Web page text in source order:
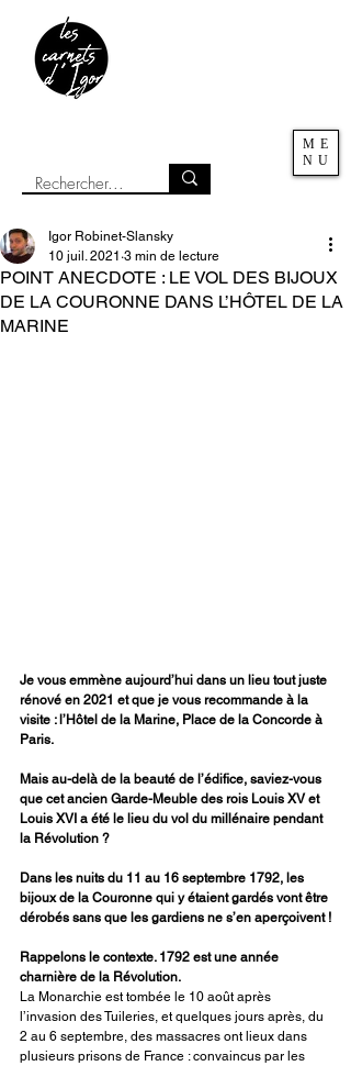
ME
NU
POINT ANECDOTE : LE VOL DES BIJOUX
DE LA COURONNE DANS L’HÔTEL DE LA
MARINE
Igor Robinet-Slansky
10 juil. 2021 3 min de lecture
Je vous emmène aujourd’hui dans un lieu tout juste
rénové en 2021 et que je vous recommande à la
visite : l’Hôtel de la Marine, Place de la Concorde à
Paris.
Mais au-delà de la beauté de l’édifice, saviez-vous
que cet ancien Garde-Meuble des rois Louis XV et
Louis XVI a été le lieu du vol du millénaire pendant
la Révolution ?
Dans les nuits du 11 au 16 septembre 1792, les
bijoux de la Couronne qui y étaient gardés vont être
dérobés sans que les gardiens ne s’en aperçoivent !
Rappelons le contexte. 1792 est une année
charnière de la Révolution.
La Monarchie est tombée le 10 août après
l’invasion des Tuileries, et quelques jours après, du
2 au 6 septembre, des massacres ont lieux dans
plusieurs prisons de France : convaincus par les